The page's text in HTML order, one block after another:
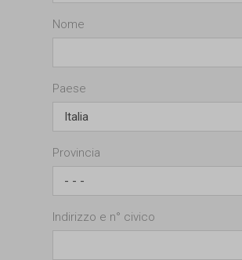
Nome
Paese
Provincia
Indirizzo e n° civico